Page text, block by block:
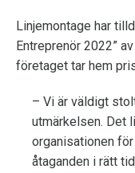
Linjemontage har
Entreprenör 2022”
företaget tar hem
– Vi är väldigt
utmärkelsen. Det
organisationen
åtaganden i rätt